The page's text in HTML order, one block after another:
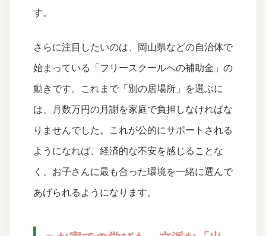
す。
さらに注目したいのは、岡山県などの自治体で
始まっている「フリースクールへの補助金」の
動きです。これまで「別の居場所」を選ぶに
は、月数万円の月謝を家庭で負担しなければな
りませんでした。これが公的にサポートされる
ようになれば、経済的な不安を感じることな
く、お子さんに最も合った環境を一緒に選んで
あげられるようになります。